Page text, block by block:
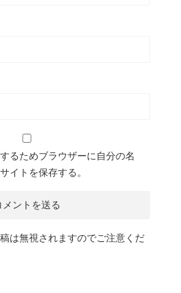
るためブラウザーに自分の名
イトを保存する。
は無視されますのでご注意くだ